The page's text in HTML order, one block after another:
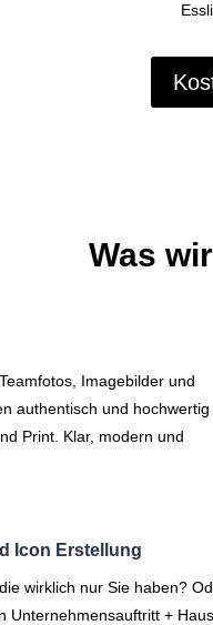
Was
Imagebilder und
authentisch und hochwertig
Print. Klar, modern und
Icon Erstellung
wirklich nur Sie haben?
Unternehmensauftritt +